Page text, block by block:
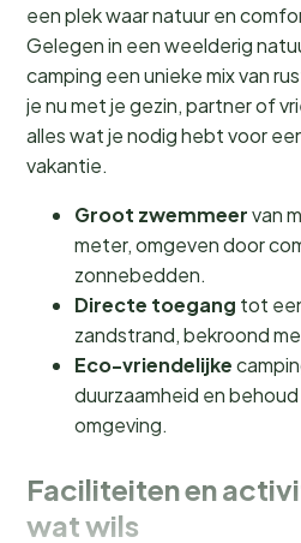
een plek waar natuur en
Gelegen in een weelderig
camping een unieke mix van
je nu met je gezin, partner of
alles wat je nodig hebt voor
vakantie.
Groot zwemmeervan
meter, omgeven door
zonnebedden.
Directe toegang tot
zandstrand, bekroond
Eco-vriendelijke
duurzaamheid en
omgeving.
Faciliteiten en
wat wils